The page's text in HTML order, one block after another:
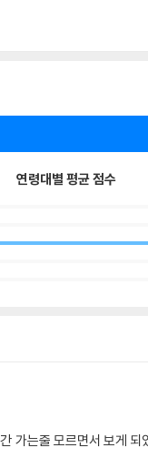
연령대별 평균 점수
가는줄 모르면서 보게 되